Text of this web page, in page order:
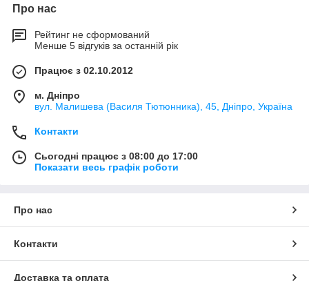
Про нас
Рейтинг не сформований
Менше 5 відгуків за останній рік
Працює з 02.10.2012
м. Дніпро
вул. Малишева (Василя Тютюнника), 45, Дніпро, Україна
Контакти
Сьогодні працює з 08:00 до 17:00
Показати весь графік роботи
Про нас
Контакти
Доставка та оплата